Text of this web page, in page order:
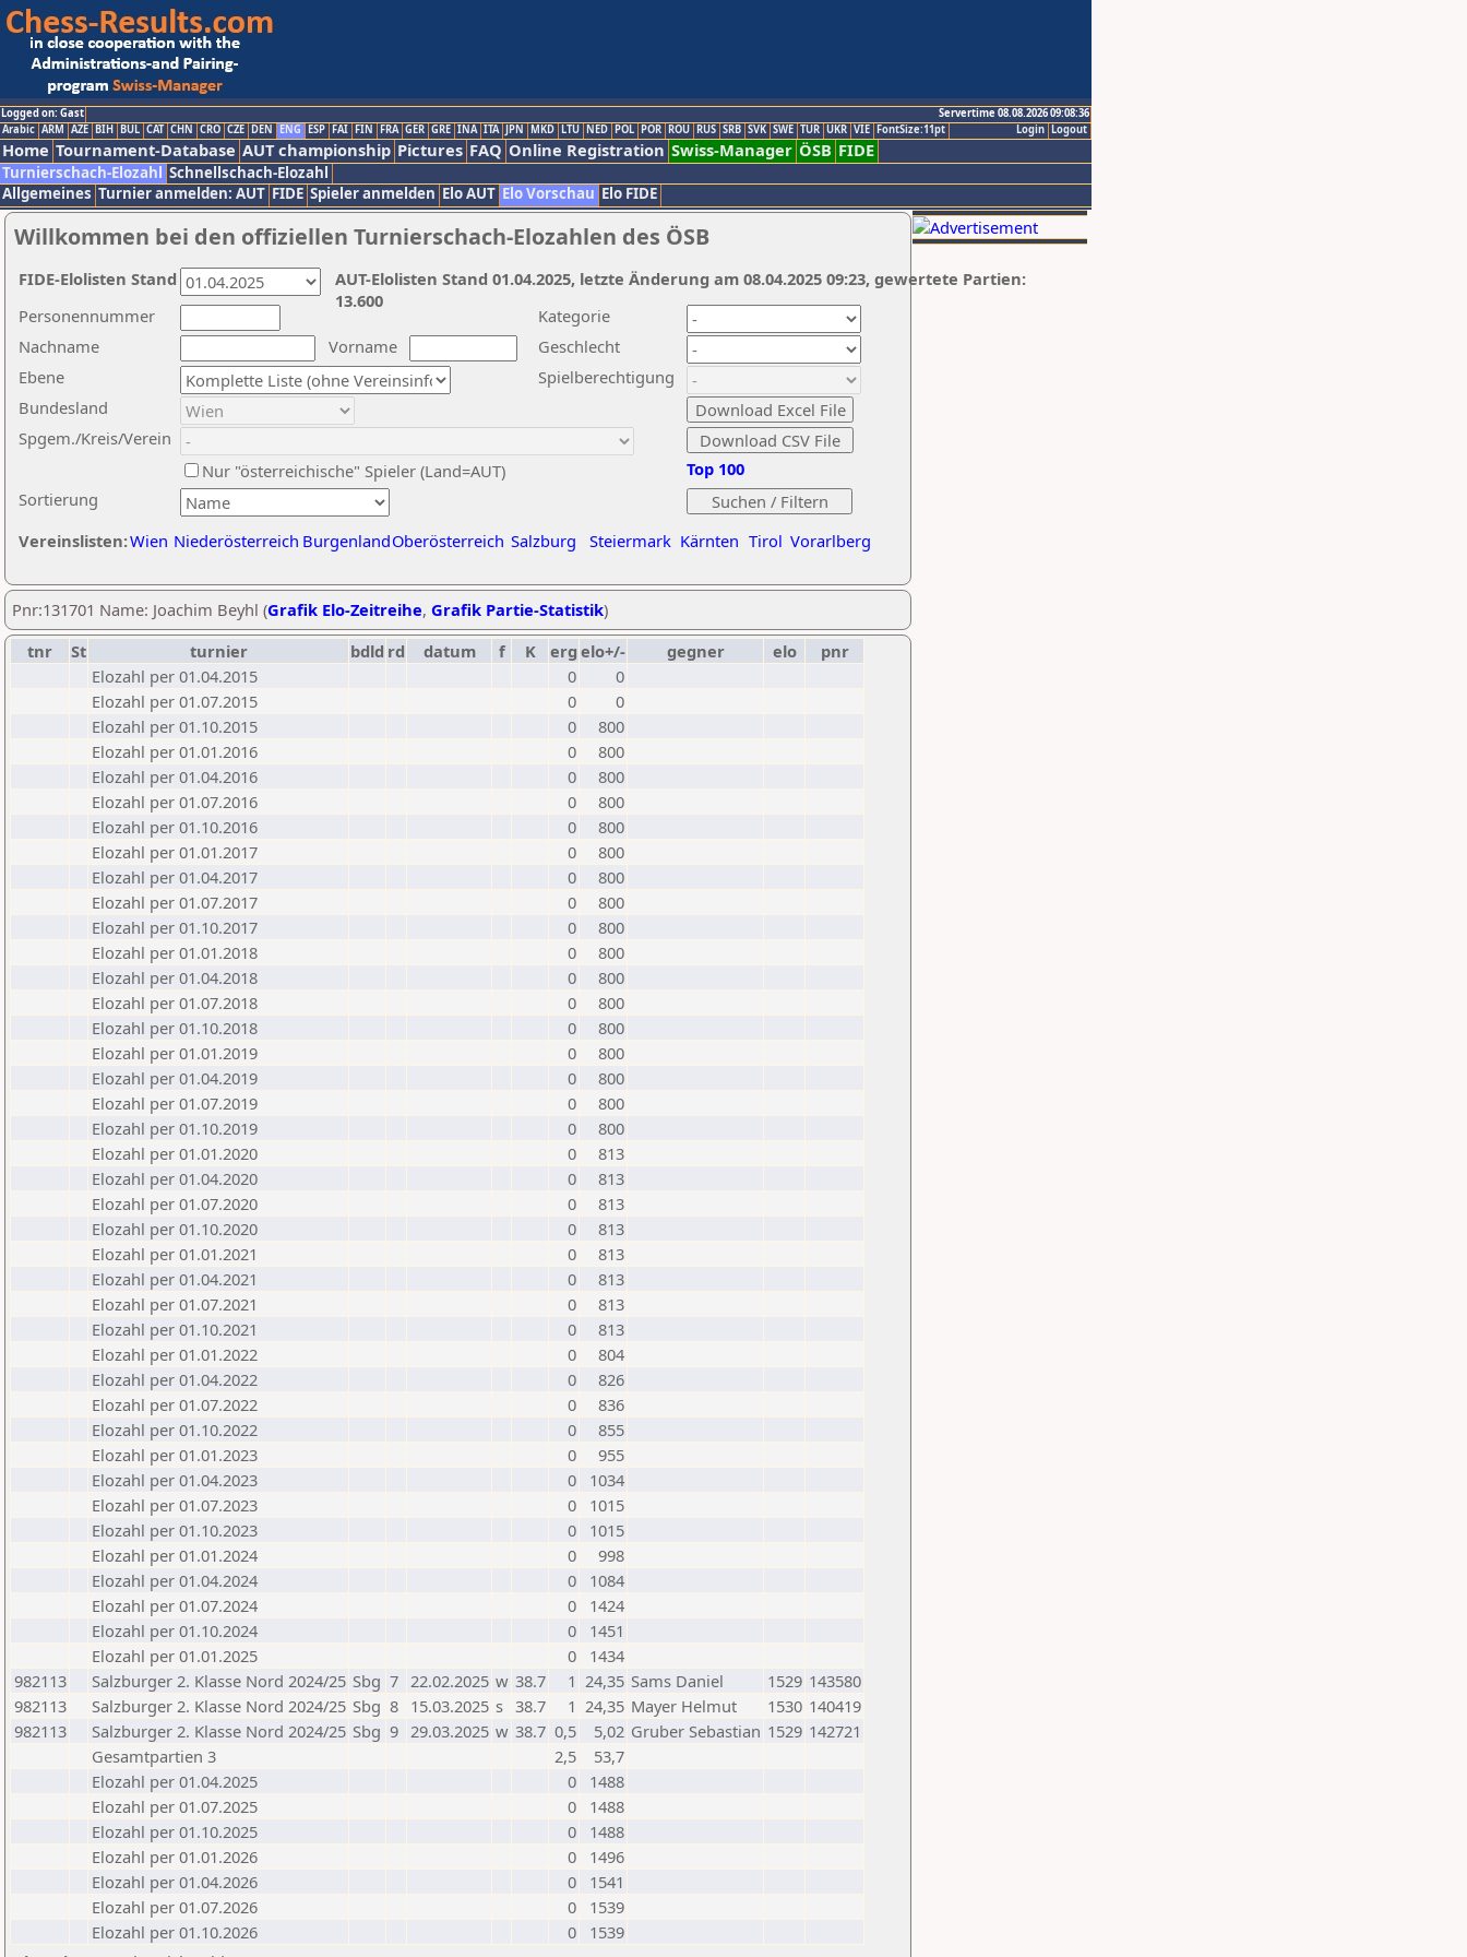
Logged on: Gast
Servertime 08.08.2026 09:08:36
Logout
Login
Arabic ARM AZE BIH BUL CAT CHN CRO CZE DEN ENG ESP FAI FIN FRA GER GRE INA ITA JPN MKD LTU NED POL POR ROU RUS SRB SVK SWE TUR UKR VIE FontSize:11pt
Home Tournament-Database AUT championship Pictures FAQ Online Registration Swiss-Manager ÖSB FIDE
Turnierschach-Elozahl Schnellschach-Elozahl
Allgemeines Turnier anmelden: AUT FIDE Spieler anmelden Elo AUT Elo Vorschau Elo FIDE
Willkommen bei den offiziellen Turnierschach-Elozahlen des ÖSB
Nachname
Vorname
Ebene
Kategorie
Sortierung
Personennummer
Bundesland
Spgem./Kreis/Verein
Geschlecht
Nur "österreichische" Spieler (Land=AUT)
Spielberechtigung
Vereinslisten:Wien Niederösterreich BurgenlandOberösterreich Salzburg Steiermark Kärnten Tirol Vorarlberg
Top 100
AUT-Elolisten Stand 01.04.2025, letzte Änderung am 08.04.2025 09:23, gewertete Partien:
13.600
FIDE-Elolisten Stand
Pnr:131701 Name: Joachim Beyhl (Grafik Elo-Zeitreihe, Grafik Partie-Statistik)
tnr
St turnier bdld rd datum f K erg elo+/- gegner elo
pnr
Elozahl per 01.04.2015
0
0
Elozahl per 01.07.2015
0
0
Elozahl per 01.10.2015
0
800
Elozahl per 01.01.2016
0
800
Elozahl per 01.04.2016
0
800
Elozahl per 01.07.2016
0
800
Elozahl per 01.10.2016
0
800
Elozahl per 01.01.2017
0
800
Elozahl per 01.04.2017
0
800
Elozahl per 01.07.2017
0
800
Elozahl per 01.10.2017
0
800
Elozahl per 01.01.2018
0
800
Elozahl per 01.04.2018
0
800
Elozahl per 01.07.2018
0
800
Elozahl per 01.10.2018
0
800
Elozahl per 01.01.2019
0
800
Elozahl per 01.04.2019
0
800
Elozahl per 01.07.2019
0
800
Elozahl per 01.10.2019
0
800
Elozahl per 01.01.2020
0
813
Elozahl per 01.04.2020
0
813
Elozahl per 01.07.2020
0
813
Elozahl per 01.10.2020
0
813
Elozahl per 01.01.2021
0
813
Elozahl per 01.04.2021
0
813
Elozahl per 01.07.2021
0
813
Elozahl per 01.10.2021
0
813
Elozahl per 01.01.2022
0
804
Elozahl per 01.04.2022
0
826
Elozahl per 01.07.2022
0
836
Elozahl per 01.10.2022
0
855
Elozahl per 01.01.2023
0
955
Elozahl per 01.04.2023
0
1034
Elozahl per 01.07.2023
0
1015
Elozahl per 01.10.2023
0
1015
Elozahl per 01.01.2024
0
998
Elozahl per 01.04.2024
0
1084
Elozahl per 01.07.2024
0
1424
Elozahl per 01.10.2024
0
1451
Elozahl per 01.01.2025
0
1434
982113
Salzburger 2. Klasse Nord 2024/25 Sbg 7 22.02.2025 w 38.7 1 24,35 Sams Daniel 1529 143580
982113
Salzburger 2. Klasse Nord 2024/25 Sbg 8 15.03.2025 s 38.7 1 24,35 Mayer Helmut 1530 140419
982113
Salzburger 2. Klasse Nord 2024/25 Sbg 9 29.03.2025 w 38.7 0,5 5,02 Gruber Sebastian 1529 142721
Gesamtpartien 3
2,5
53,7
Elozahl per 01.04.2025
0
1488
Elozahl per 01.07.2025
0
1488
Elozahl per 01.10.2025
0
1488
Elozahl per 01.01.2026
0
1496
Elozahl per 01.04.2026
0
1541
Elozahl per 01.07.2026
0
1539
Elozahl per 01.10.2026
0
1539